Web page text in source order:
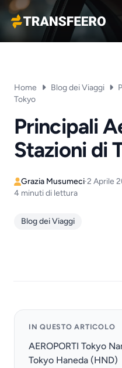
Transfeero
Home Blog dei Viaggi
Tokyo
Principali
Stazioni di
Grazia Musumeci·2 Aprile
4 minuti di lettura
Blog dei Viaggi
IN QUESTO ARTICOLO
AEROPORTI Tokyo
Tokyo Haneda (HND)